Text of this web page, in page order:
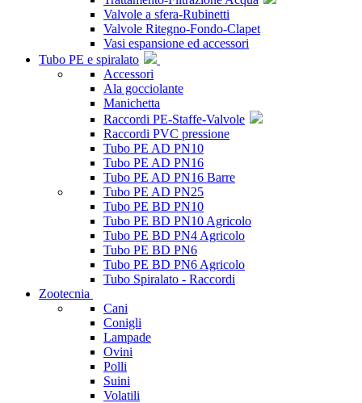
Valvole a sfera-Rubinetti
Valvole Ritegno-Fondo-Clapet
Vasi espansione ed accessori
Tubo PE e spiralato
Accessori
Ala gocciolante
Manichetta
Raccordi PE-Staffe-Valvole
Raccordi PVC pressione
Tubo PE AD PN10
Tubo PE AD PN16
Tubo PE AD PN16 Barre
Tubo PE AD PN25
Tubo PE BD PN10
Tubo PE BD PN10 Agricolo
Tubo PE BD PN4 Agricolo
Tubo PE BD PN6
Tubo PE BD PN6 Agricolo
Tubo Spiralato - Raccordi
Zootecnia
Cani
Conigli
Lampade
Ovini
Polli
Suini
Volatili